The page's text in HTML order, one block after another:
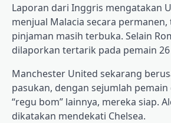
Laporan dari Inggris mengatakan
menjual Malacia secara
pinjaman masih terbuka. Selain
dilaporkan tertarik pada pemain
Manchester United sekarang
pasukan, dengan sejumlah
“regu bom” lainnya, mereka siap.
dikatakan mendekati Chelsea.